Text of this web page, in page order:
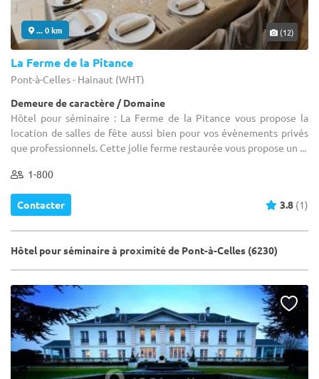
... 0 km (12)
La Ferme de la Pitance
Pont-à-Celles - Hainaut (WHT)
Demeure de caractère / Domaine
Hôtel pour séminaire : La Ferme de la Pitance vous propose la
location de salles de fête aussi bien pour vos évènements privés
que professionnels. Cette jolie ferme restaurée vous propose un ...
1-800
Contacter 3.8 (1)
Hôtel pour séminaire à proximité de Pont-à-Celles (6230)